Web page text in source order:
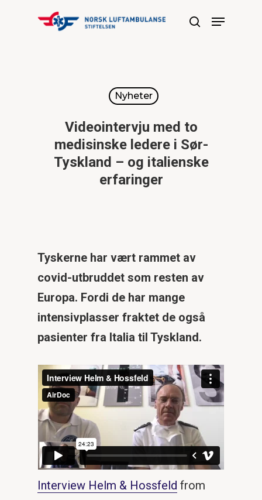
Nyheter
Videointervju med to
medisinske ledere i Sør-
Tyskland – og italienske
erfaringer
Tyskerne har vært rammet av
covid-utbruddet som resten av
Europa. Fordi de har mange
intensivplasser fraktet de også
pasienter fra Italia til Tyskland.
Interview Helm & Hossfeld from